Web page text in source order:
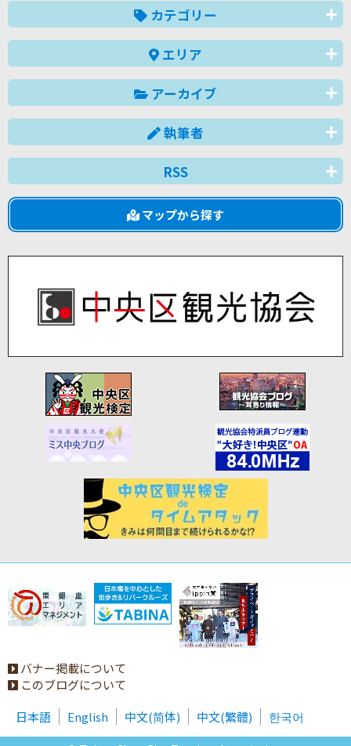
カテゴリー
エリア
アーカイブ
執筆者
RSS
マップから探す
バナー掲載について
このブログについて
日本語
English 中文(简体) 中文(繁體)
한국어